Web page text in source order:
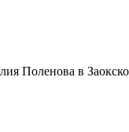
Поленова в